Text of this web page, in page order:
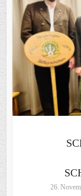
26.